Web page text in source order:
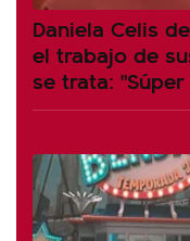
Daniela Celis
el trabajo de
se trata: